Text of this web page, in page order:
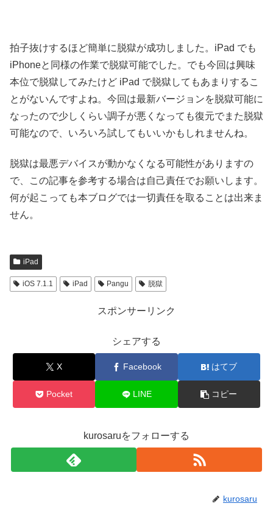
拍子抜けするほど簡単に脱獄が成功しました。iPad でも
iPhoneと同様の作業で脱獄可能でした。でも今回は興味
本位で脱獄してみたけど iPad で脱獄してもあまりするこ
とがないんですよね。今回は最新バージョンを脱獄可能に
なったので少しくらい調子が悪くなっても復元でまた脱獄
可能なので、いろいろ試してもいいかもしれませんね。
脱獄は最悪デバイスが動かなくなる可能性がありますの
で、この記事を参考する場合は自己責任でお願いします。
何が起こっても本ブログでは一切責任を取ることは出来ま
せん。
iPad
iOS 7.1.1 iPad Pangu 脱獄
スポンサーリンク
シェアする
X Facebook はてブ
Pocket LINE コピー
kurosaruをフォローする
kurosaru